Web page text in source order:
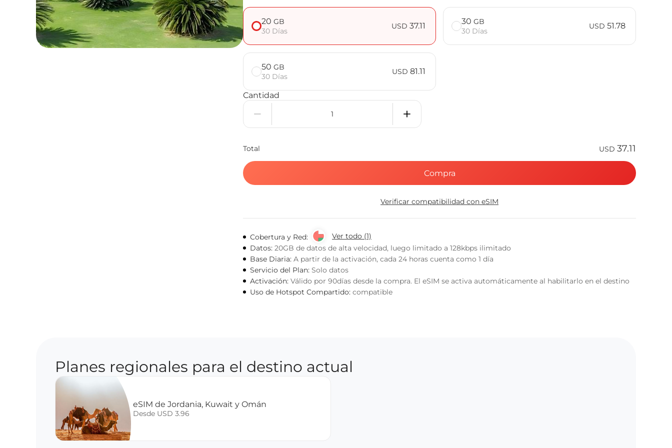
20 GB
30 Días
USD 37.11 30 GB
30 Días
USD 51.78
50 GB
30 Días
USD 81.11
Cantidad
Total USD 37.11
Compra
Verificar compatibilidad con eSIM
Cobertura y Red:
Ver todo (1)
Datos: 20GB de datos de alta velocidad, luego limitado a 128kbps ilimitado
Base Diaria: A partir de la activación, cada 24 horas cuenta como 1 día
Servicio del Plan: Solo datos
Activación: Válido por 90días desde la compra. El eSIM se activa automáticamente al habilitarlo en el destino
Uso de Hotspot Compartido: compatible
Planes regionales para el destino actual
eSIM de Jordania, Kuwait y Omán
Desde USD 3.96